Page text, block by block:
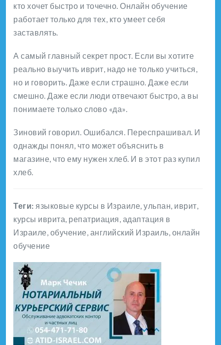
кто хочет быстро и точечно. Онлайн обучение
работает только для тех, кто умеет себя
заставлять.
А самый главный секрет прост. Если вы хотите
реально выучить иврит, надо не только учиться,
но и говорить. Даже если страшно. Даже если
смешно. Даже если люди отвечают быстро, а вы
понимаете только слово «да».
Зиновий говорил. Ошибался. Переспрашивал. И
однажды понял, что может объяснить в
магазине, что ему нужен хлеб. И в этот раз купил
хлеб.
Теги: языковые курсы в Израиле, ульпан, иврит,
курсы иврита, репатриация, адаптация в
Израиле, обучение, английский Израиль, онлайн
обучение